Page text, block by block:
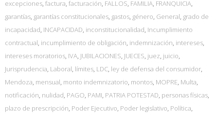
excepciones, factura, facturación, FALLOS, FAMILIA, FRANQUICIA,
garantías, garantías constitucionales, gastos, género, General, grado de
incapacidad, INCAPACIDAD, inconstitucionalidad, Incumplimiento
contractual, incumplimiento de obligación, indemnización, intereses,
intereses moratorios, IVA, JUBILACIONES, JUECES, juez, juicio,
Jurisprudencia, Laboral, límites, LDC, ley de defensa del consumidor,
Mendoza, mensual, monto indemnizatorio, montos, MOPRE, Multa,
notificación, nulidad, PAGO, PAMI, PATRIA POTESTAD, personas físicas,
plazo de prescripción, Poder Ejecutivo, Poder legislativo, Política,